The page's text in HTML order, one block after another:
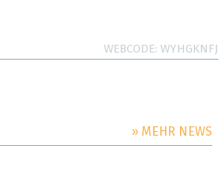
WEBCODE WYHGKNFJ
» MEHR NEWS